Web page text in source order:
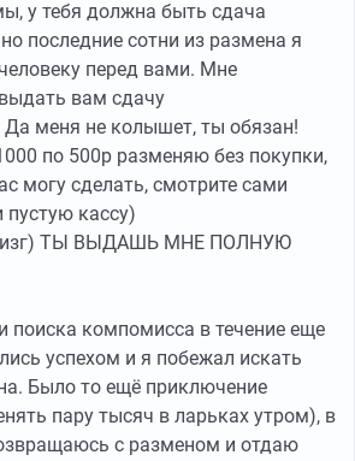
у тебя должна быть сдача
последние сотни из размена я
перед вами. Мне
вам сдачу
меня не колышет, ты обязан!
по 500р разменяю без покупки,
могу сделать, смотрите сами
кассу)
визг) ТЫ ВЫДАШЬ МНЕ ПОЛНУЮ
поиска компомисса в течение еще
успехом и я побежал искать
Было то ещё приключение
пару тысяч в ларьках утром), в
с разменом и отдаю